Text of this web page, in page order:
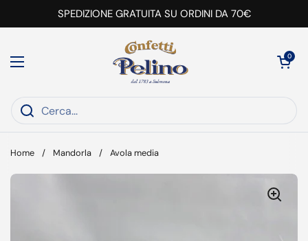
Passa ai contenutiSPEDIZIONE GRATUITA SU ORDINI DA 70€
Apri menu
Apri carrello
0
Home / Mandorla / Avola media